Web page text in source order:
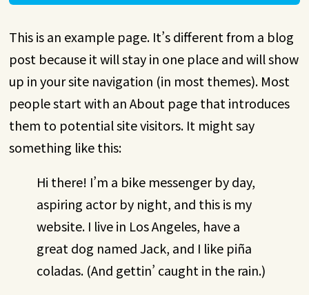
This is an example page. It’s different from a blog
post because it will stay in one place and will show
up in your site navigation (in most themes). Most
people start with an About page that introduces
them to potential site visitors. It might say
something like this:
Hi there! I’m a bike messenger by day,
aspiring actor by night, and this is my
website. I live in Los Angeles, have a
great dog named Jack, and I like piña
coladas. (And gettin’ caught in the rain.)